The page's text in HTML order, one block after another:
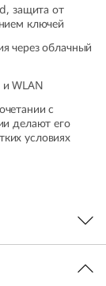
защита от
ключей
через облачный
WLAN
с
делают его
условиях
уже